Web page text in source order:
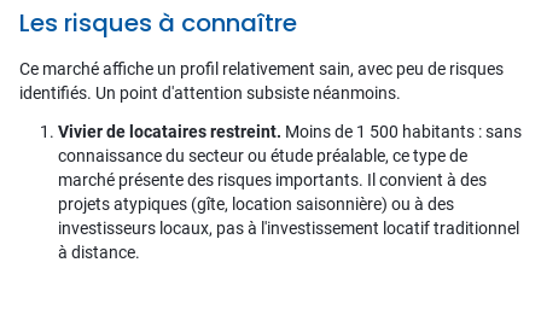
Les risques à connaître
Ce marché affiche un profil relativement sain, avec peu de risques
identifiés. Un point d'attention subsiste néanmoins.
Vivier de locataires restreint. Moins de 1 500 habitants : sans
connaissance du secteur ou étude préalable, ce type de
marché présente des risques importants. Il convient à des
projets atypiques (gîte, location saisonnière) ou à des
investisseurs locaux, pas à l'investissement locatif traditionnel
à distance.